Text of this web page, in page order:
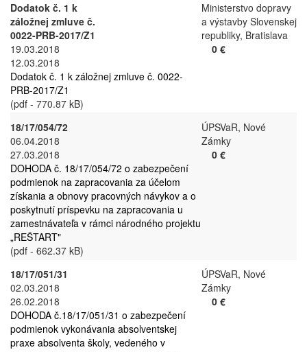
Dodatok č. 1 k
záložnej zmluve č.
0022-PRB-2017/Z1
19.03.2018
12.03.2018
Dodatok č. 1 k záložnej zmluve č. 0022-
PRB-2017/Z1
(pdf - 770.87 kB)
Ministerstvo dopravy
a výstavby Slovenskej
republiky, Bratislava
0 €
18/17/054/72
06.04.2018
27.03.2018
DOHODA č. 18/17/054/72 o zabezpečení
podmienok na zapracovania za účelom
získania a obnovy pracovných návykov a o
poskytnutí príspevku na zapracovania u
zamestnávateľa v rámci národného projektu
„REŠTART"
(pdf - 662.37 kB)
ÚPSVaR, Nové
Zámky
0 €
18/17/051/31
02.03.2018
26.02.2018
DOHODA č.18/17/051/31 o zabezpečení
podmienok vykonávania absolventskej
praxe absolventa školy, vedeného v
ÚPSVaR, Nové
Zámky
0 €